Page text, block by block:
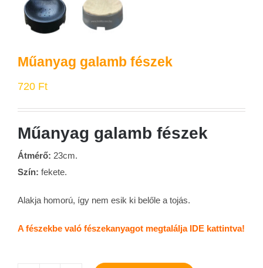
Műanyag galamb fészek
720 Ft
Műanyag galamb fészek
Átmérő: 23cm.
Szín: fekete.
Alakja homorú, így nem esik ki belőle a tojás.
A fészekbe való fészekanyagot megtalálja IDE kattintva!